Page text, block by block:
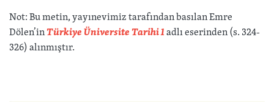
Not: Bu metin, yayınevimiz tarafından basılan Emre
Dölen’inTürkiye Üniversite Tarihi 1adlı eserinden (s. 324-
326) alınmıştır.